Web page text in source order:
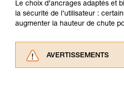
Le choix d’ancrages adaptés et
la sécurité de l’utilisateur :
augmenter la hauteur de chute
AVERTISSEMENTS